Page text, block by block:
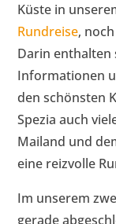
Küste in
Rundreise‚
Darin enthalten
Informationen
den schönsten
Spezia auch
Mailand und
eine reizvolle
Im unserem
gerade